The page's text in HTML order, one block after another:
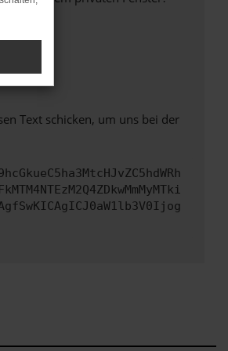
Text schicken, um uns bei der